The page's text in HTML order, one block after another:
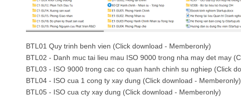
BTL01 Quy trinh benh vien (Click download - Memberonly)
BTL02 - Danh muc tai lieu mau ISO 9000 trong nha may det may
BTL03 - ISO 9000 trong cac co quan hanh chinh su nghiep (Click
BTL04 - ISO cua 1 cong ty xay dung (Click download - Memberonly)
BTL05 - ISO cua cty xay dung (Click download - Memberonly)